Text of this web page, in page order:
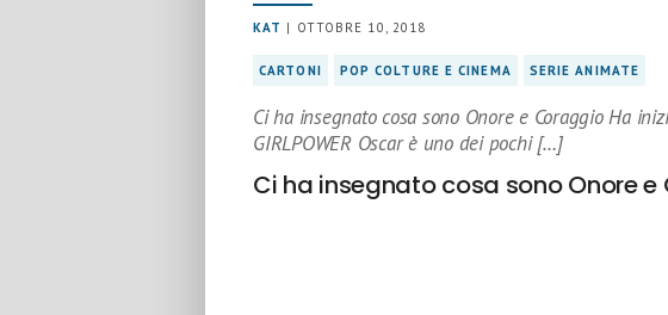
KAT | OTTOBRE 10, 2018
CARTONI POP COLTURE E CINEMA SERIE ANIMATE
Ci ha insegnato cosa sono Onore e Coraggio Ha
GIRLPOWER Oscar è uno dei pochi […]
Ci ha insegnato cosa sono Onore